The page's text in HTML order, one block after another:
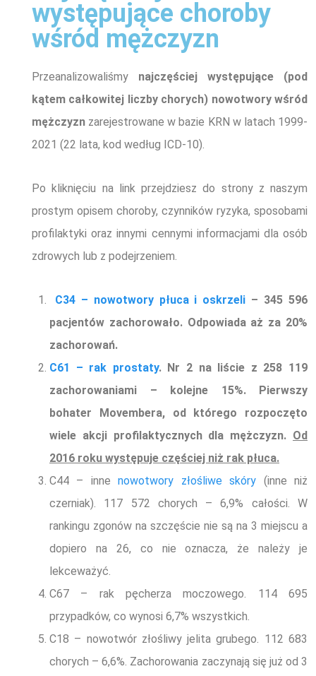
występujące choroby
wśród mężczyzn
Przeanalizowaliśmy najczęściej występujące (pod
kątem całkowitej liczby chorych) nowotwory wśród
mężczyzn zarejestrowane w bazie KRN w latach 1999-
2021 (22 lata, kod według ICD-10).
Po kliknięciu na link przejdziesz do strony z naszym
prostym opisem choroby, czynników ryzyka, sposobami
profilaktyki oraz innymi cennymi informacjami dla osób
zdrowych lub z podejrzeniem.
C34 – nowotwory płuca i oskrzeli – 345 596
pacjentów zachorowało. Odpowiada aż za 20%
zachorowań.
C61 – rak prostaty. Nr 2 na liście z 258 119
zachorowaniami – kolejne 15%. Pierwszy
bohater Movembera, od którego rozpoczęto
wiele akcji profilaktycznych dla mężczyzn. Od
2016 roku występuje częściej niż rak płuca.
C44 – innenowotwory złośliwe skóry (inne niż
czerniak). 117 572 chorych – 6,9% całości. W
rankingu zgonów na szczęście nie są na 3 miejscu a
dopiero na 26, co nie oznacza, że należy je
lekceważyć.
C67 – rak pęcherza moczowego. 114 695
przypadków, co wynosi 6,7% wszystkich.
C18 – nowotwór złośliwy jelita grubego. 112 683
chorych – 6,6%. Zachorowania zaczynają się już od 3